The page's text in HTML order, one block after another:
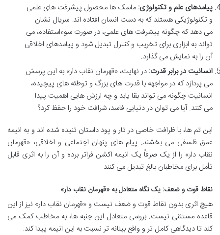
پیامدهای علم و تکنولوژی: ماسک ها محصول پیشرفت های علمی
و تکنولوژیکی هستند که به دست انسان افتاده اند. سریال نشان
می دهد که چگونه پیشرفت های علمی، در صورت سوءاستفاده، می
تواند به ابزاری برای تخریب و کنترل تبدیل شود و پیامدهای اخلاقی
آن را به نمایش می گذارد.
انسانیت در برابر قدرت: در نهایت، «قهرمان نقاب دار» به این پرسش
می پردازد که در مواجهه با قدرت های بزرگ و توطئه های پیچیده،
انسانیت چگونه می تواند بقا یابد و چه ارزش هایی اهمیت پیدا
می کنند. آیا می توان در دنیایی فاسد، شرافت خود را حفظ کرد؟
این تم ها، با ظرافت خاصی در تار و پود داستان تنیده شده اند و به انیمه
عمق فلسفی می بخشند. پیام های پنهان اجتماعی و اخلاقی، «قهرمان
نقاب دار» را از یک صرفاً یک انیمه اکشن فراتر برده و آن را به اثری قابل
تأمل برای مخاطبان بالغ تبدیل می کنند.
نقاط قوت و ضعف: یک نگاه متعادل به «قهرمان نقاب دار»
هیچ اثری بدون نقاط قوت و ضعف نیست و «قهرمان نقاب دار» نیز از این
قاعده مستثنی نیست. بررسی متعادل این جنبه ها، به مخاطب کمک می
کند تا دیدگاهی کامل تر و واقع بینانه تر نسبت به این انیمه پیدا کند.